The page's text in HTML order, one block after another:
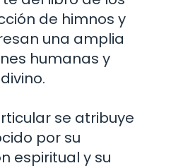
de himnos y
una amplia
humanas y
se atribuye
por su
espiritual y su